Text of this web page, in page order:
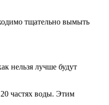
тщательно вымыть
нельзя лучше будут
частях воды. Этим